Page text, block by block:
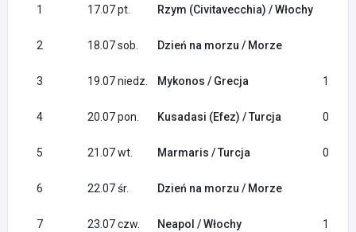
1 17.07 pt. Rzym (Civitavecchia) / Włochy
2 18.07 sob. Dzień na morzu / Morze
3 19.07 niedz. Mykonos / Grecja 14:00
4 20.07 pon. Kusadasi (Efez) / Turcja 09:00
5 21.07 wt. Marmaris / Turcja 07:00
6 22.07 śr. Dzień na morzu / Morze
7 23.07 czw. Neapol / Włochy 11:00